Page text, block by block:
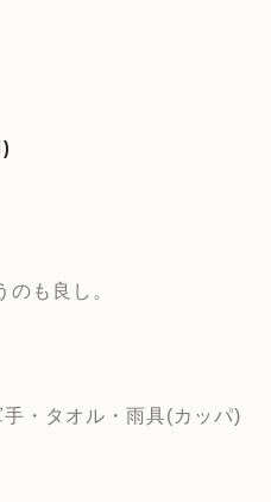
も良し。
・タオル・雨具(カッパ)